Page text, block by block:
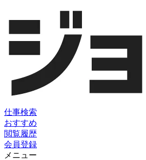
仕事検索
おすすめ
閲覧履歴
会員登録
メニュー